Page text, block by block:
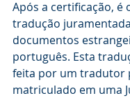
Após a certificação, é
tradução
documentos
português. Esta
feita por um tradutor
matriculado em uma